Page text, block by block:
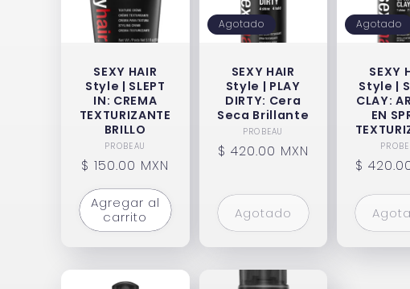
SEXY HAIR
Style | SLEPT
IN: CREMA
TEXTURIZANTE
BRILLO
Proveedor:
PROBEAU
Precio
habitual
$ 150.00 MXN
Agregar al
carrito
Agotado
SEXY HAIR
Style | PLAY
DIRTY: Cera
Seca Brillante
Proveedor:
PROBEAU
Precio
$ 420.00 MXN
Agotado
Agotado
SEXY
Style |
CLAY:
EN
Precio
$